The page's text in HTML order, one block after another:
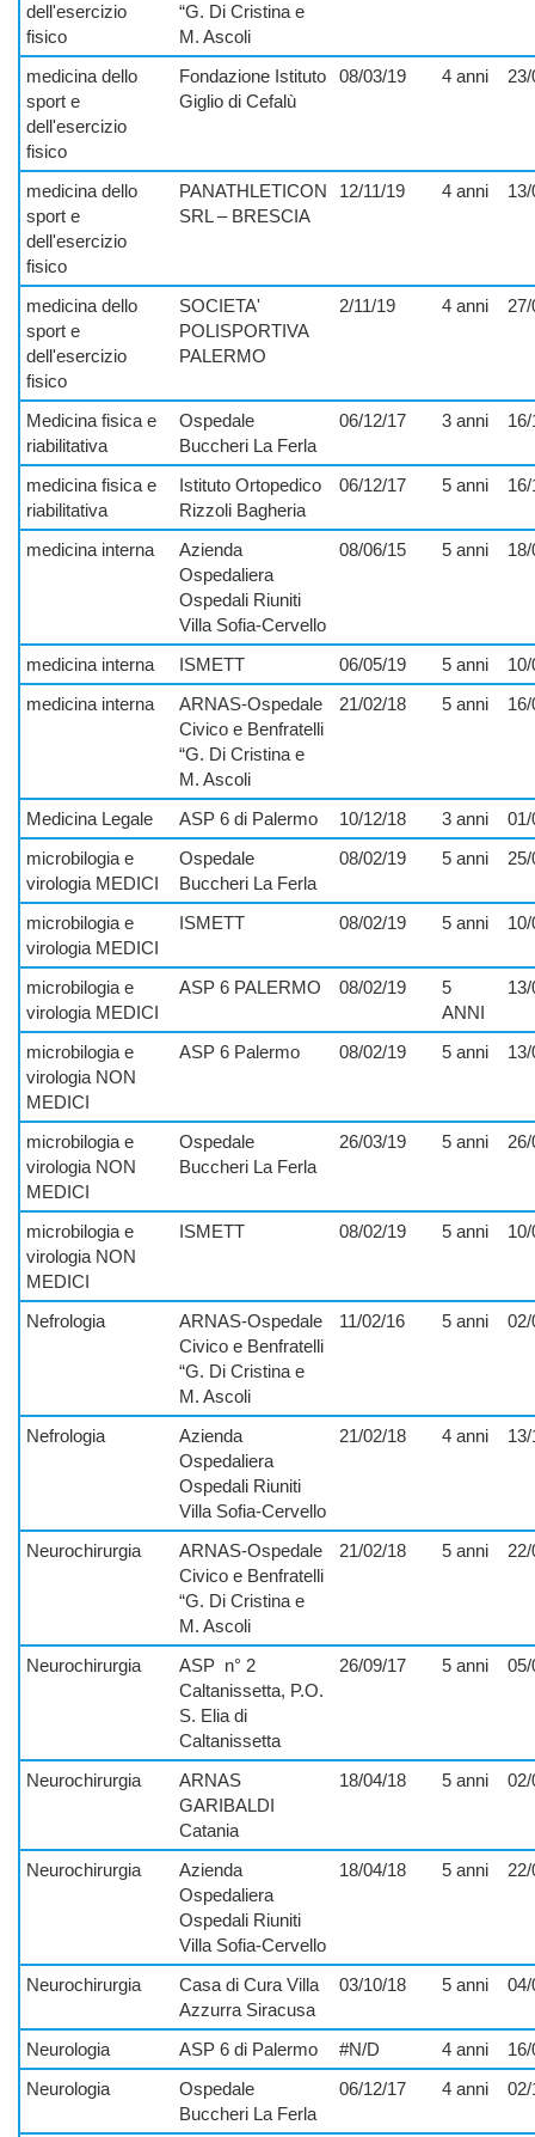
dell'esercizio
fisico
“G. Di Cristina e
M. Ascoli
medicina dello
sport e
dell'esercizio
fisico
Fondazione Istituto
Giglio di Cefalù
08/03/19 4 anni 23/
medicina dello
sport e
dell'esercizio
fisico
PANATHLETICON
SRL – BRESCIA
12/11/19 4 anni
medicina dello
sport e
dell'esercizio
fisico
SOCIETA'
POLISPORTIVA
PALERMO
2/11/19 4 anni 27/
Medicina fisica e
riabilitativa
Ospedale
Buccheri La Ferla
06/12/17 3 anni
medicina fisica e
riabilitativa
Istituto Ortopedico
Rizzoli Bagheria
06/12/17 5 anni
medicina interna
Azienda
Ospedaliera
Ospedali Riuniti
Villa Sofia-Cervello
08/06/15 5 anni
medicina interna ISMETT 06/05/19 5 anni
medicina interna
ARNAS-Ospedale
Civico e Benfratelli
“G. Di Cristina e
M. Ascoli
21/02/18 5 anni
Medicina Legale ASP 6 di Palermo 10/12/18 3 anni
01/
microbilogia e
virologia MEDICI
Ospedale
Buccheri La Ferla
08/02/19 5 anni 25/
microbilogia e
virologia MEDICI
ISMETT 08/02/19 5 anni
microbilogia e
virologia MEDICI
ASP 6 PALERMO 08/02/19
5
ANNI
microbilogia e
virologia NON
MEDICI
ASP 6 Palermo 08/02/19 5 anni
microbilogia e
virologia NON
MEDICI
Ospedale
Buccheri La Ferla
26/03/19 5 anni 26/
microbilogia e
virologia NON
MEDICI
ISMETT 08/02/19 5 anni
Nefrologia
ARNAS-Ospedale
Civico e Benfratelli
“G. Di Cristina e
M. Ascoli
11/02/16 5 anni 02/
Nefrologia
Azienda
Ospedaliera
Ospedali Riuniti
Villa Sofia-Cervello
21/02/18 4 anni
Neurochirurgia
ARNAS-Ospedale
Civico e Benfratelli
“G. Di Cristina e
M. Ascoli
21/02/18 5 anni 22/
Neurochirurgia ASP n° 2
Caltanissetta, P.O.
S. Elia di
Caltanissetta
26/09/17 5 anni 05/
Neurochirurgia
ARNAS
GARIBALDI
Catania
18/04/18 5 anni 02/
Neurochirurgia
Azienda
Ospedaliera
Ospedali Riuniti
Villa Sofia-Cervello
18/04/18 5 anni 22/
Neurochirurgia
Casa di Cura Villa
Azzurra Siracusa
03/10/18 5 anni 04/
Neurologia ASP 6 di Palermo #N/D 4 anni
Neurologia
Ospedale
Buccheri La Ferla
06/12/17 4 anni 02/